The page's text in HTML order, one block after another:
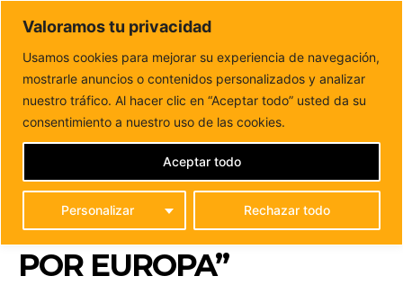
Valoramos tu privacidad
Usamos cookies para mejorar su experiencia de navegación,
mostrarle anuncios o contenidos personalizados y analizar
nuestro tráfico. Al hacer clic en “Aceptar todo” usted da su
consentimiento a nuestro uso de las cookies.
Personalizar Rechazar todo
Aceptar todo
DUNAS FM
Tu informacion de forma cercana
Inicio POLÍTICA
Natalia Évora pide celeridad para cerrar
“sanciones y expedientes abiertos por Europa”
NATALIA ÉVORA PIDE
CELERIDAD PARA
CERRAR “SANCIONES Y
EXPEDIENTES ABIERTOS
POR EUROPA”